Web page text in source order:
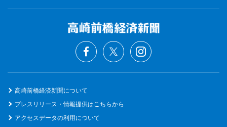
高崎前橋経済新聞について
プレスリリース・情報提供はこちらから
アクセスデータの利用について